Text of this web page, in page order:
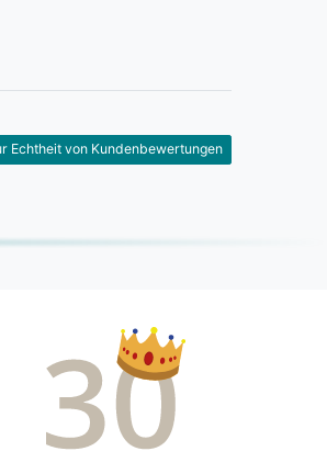
Echtheit von Kundenbewertungen